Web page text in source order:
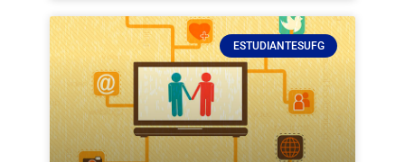
ESTUDIANTESUFG